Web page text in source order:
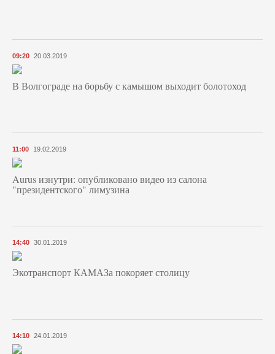
09:20 20.03.2019
В Волгограде на борьбу с камышом выходит болотоход
11:00 19.02.2019
Aurus изнутри: опубликовано видео из салона
"президентского" лимузина
14:40 30.01.2019
Экотранспорт КАМАЗа покоряет столицу
14:10 24.01.2019